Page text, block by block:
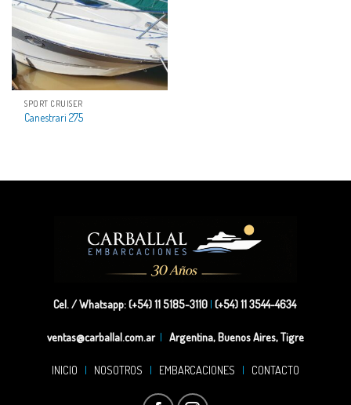
SPORT CRUISER
Canestrari 275
Cel. / Whatsapp: (+54) 11 5185-3110 | (+54) 11 3544-4634
ventas@carballal.com.ar | Argentina, Buenos Aires, Tigre
INICIO | NOSOTROS | EMBARCACIONES | CONTACTO